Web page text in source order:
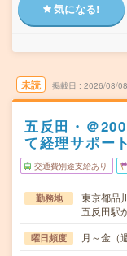
気になる!
未読 掲載日 2026/08/08
五反田・＠
て経理サポー
交通費別途支給あり
勤務地
東京都品
五反田駅
曜日頻度 月～金（